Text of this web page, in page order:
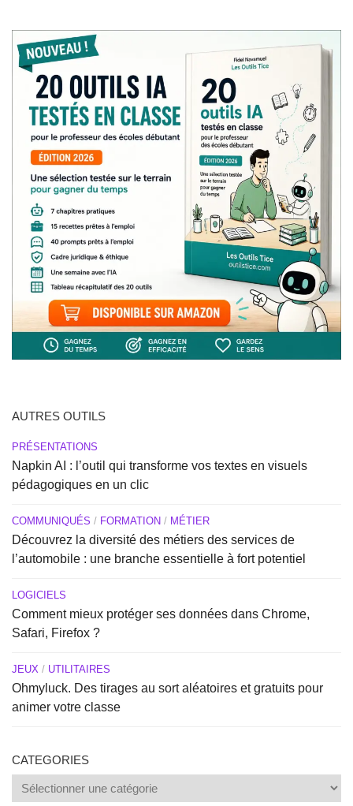
AUTRES OUTILS
PRÉSENTATIONS
Napkin AI : l’outil qui transforme vos textes en visuels
pédagogiques en un clic
COMMUNIQUÉS / FORMATION / MÉTIER
Découvrez la diversité des métiers des services de
l’automobile : une branche essentielle à fort potentiel
LOGICIELS
Comment mieux protéger ses données dans Chrome,
Safari, Firefox ?
JEUX / UTILITAIRES
Ohmyluck. Des tirages au sort aléatoires et gratuits pour
animer votre classe
CATEGORIES
Categories